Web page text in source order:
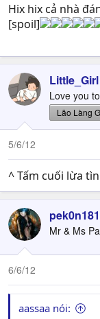
Hix hix cả nhà
[spoil]
Little_Girl
Love you
Lão Làng
5/6/12
^ Tấm cuối lừa
Mr & Ms
6/6/12
aassaa nói: